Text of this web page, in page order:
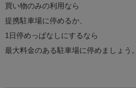
買い物のみの利用なら
提携駐車場に停めるか、
1日停めっぱなしにするなら
最大料金のある駐車場に停めましょう。